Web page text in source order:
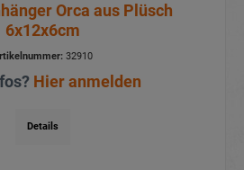
Orca aus Plüsch
6x12x6cm
32910
Hier anmelden
Details